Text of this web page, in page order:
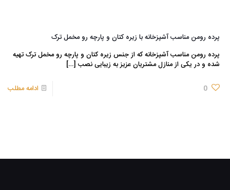
پرده رومن مناسب آشپزخانه با زیره کتان و پارچه رو مخمل ترک
پرده رومن مناسب آشپزخانه که از جنس زیره کتان و پارچه رو مخمل ترک تهیه
شده و در یکی از منازل مشتریان عزیز به زیبایی نصب […]
0 ادامه مطلب